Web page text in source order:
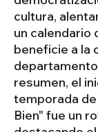
cultura,
un calendario
beneficie a la
resumen, el
temporada
Bien" fue un